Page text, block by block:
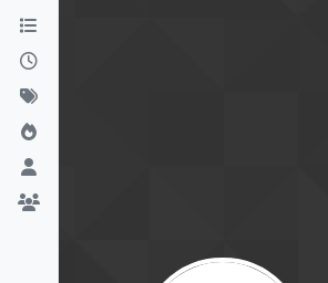
Aller directement au contenu